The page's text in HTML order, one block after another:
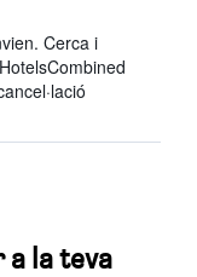
Cerca i
la teva